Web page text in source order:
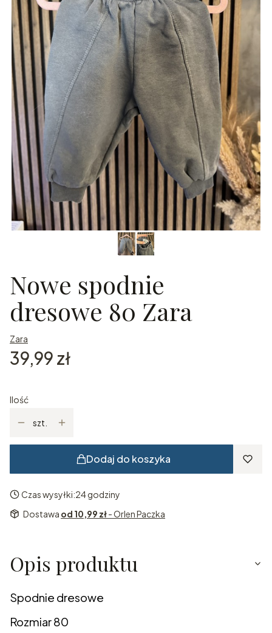
Nowe spodnie
dresowe 80 Zara
Zara
Cena
39,99 zł
Ilość
szt.
Dodaj do koszyka
Czas wysyłki:24 godziny
Dostawa od 10,99 zł- Orlen Paczka
Opis produktu
Spodnie dresowe
Rozmiar 80